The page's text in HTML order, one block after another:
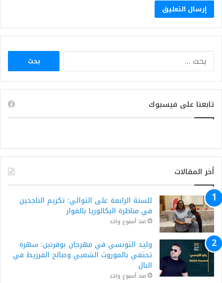
البحث
تابعنا على فيسبوك
أخر المقالات
للسنة الرابعة على التوالي: تكريم الناجحين
في مناظرة البكالوريا بالفوار
منذ أسبوع واحد
وليد التونسي في مهرجان بوقرنين: سهرة
تحتفي بالموروث الشعبي وصالح الفرزيط في
البال
منذ أسبوع واحد